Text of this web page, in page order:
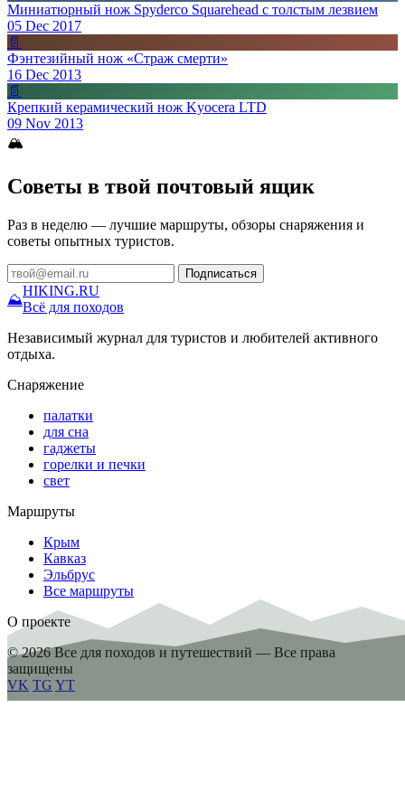
Миниатюрный нож Spyderco Squarehead с толстым лезвием
05 Dec 2017
📄
Фэнтезийный нож «Страж смерти»
16 Dec 2013
📄
Крепкий керамический нож Kyocera LTD
09 Nov 2013
🏔
Советы в твой почтовый ящик
Раз в неделю — лучшие маршруты, обзоры снаряжения и
советы опытных туристов.
Подписаться
⛰
HIKING.RU
Всё для походов
Независимый журнал для туристов и любителей активного
отдыха.
Снаряжение
палатки
для сна
гаджеты
горелки и печки
свет
Маршруты
Крым
Кавказ
Эльбрус
Все маршруты
О проекте
© 2026 Все для походов и путешествий — Все права
защищены
VK TG YT